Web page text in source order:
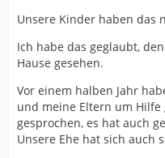
Unsere Kinder haben das
Ich habe das geglaubt,
Hause gesehen.
Vor einem halben Jahr
und meine Eltern um
gesprochen, es hat auch
Unsere Ehe hat sich auch